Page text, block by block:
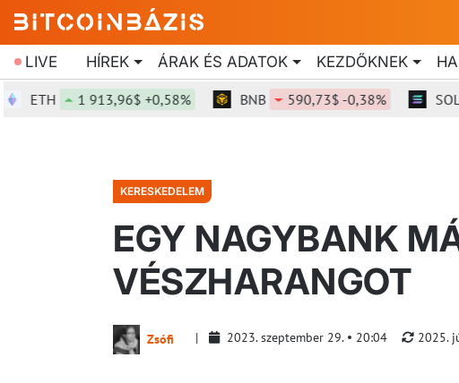
LIVE HÍREK ÁRAK ÉS ADATOK KEZDŐKNEK
1 913,96$ +0,58% BNB 590,73$ -0,38% SOL
KERESKEDELEM
EGY NAGYBANK
VÉSZHARANGOT
Zsófi 2023. szeptember 29. 20:04 2025.